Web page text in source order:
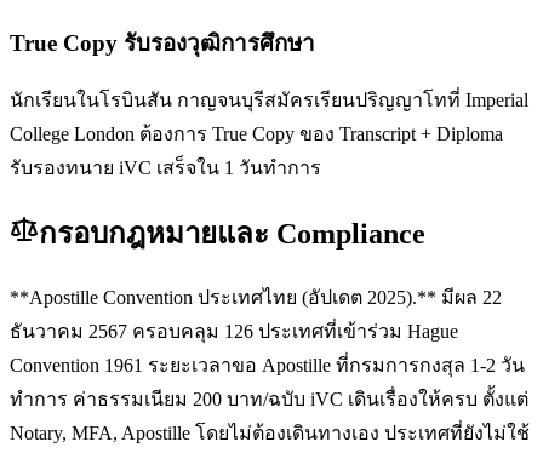
True Copy รับรองวุฒิการศึกษา
นักเรียนในโรบินสัน กาญจนบุรีสมัครเรียนปริญญาโทที่ Imperial
College London ต้องการ True Copy ของ Transcript + Diploma
รับรองทนาย iVC เสร็จใน 1 วันทำการ
กรอบกฎหมายและ Compliance
**Apostille Convention ประเทศไทย (อัปเดต 2025).** มีผล 22
ธันวาคม 2567 ครอบคลุม 126 ประเทศที่เข้าร่วม Hague
Convention 1961 ระยะเวลาขอ Apostille ที่กรมการกงสุล 1-2 วัน
ทำการ ค่าธรรมเนียม 200 บาท/ฉบับ iVC เดินเรื่องให้ครบ ตั้งแต่
Notary, MFA, Apostille โดยไม่ต้องเดินทางเอง ประเทศที่ยังไม่ใช้